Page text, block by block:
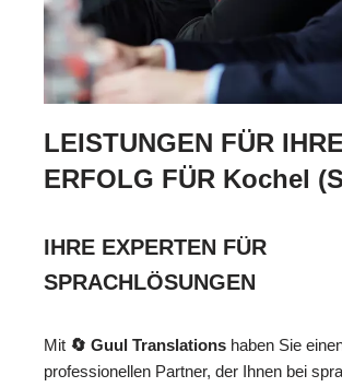
LEISTUNGEN FÜR
ERFOLG FÜR Kochel
IHRE EXPERTEN FÜR
SPRACHLÖSUNGEN
Mit 🔄 Guul Translations haben Sie
professionellen Partner, der Ihnen bei